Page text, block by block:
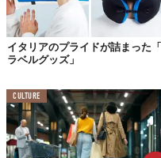
いTシャツ。マスクを忘れた
イスマスク
に早変わり。絶
顔なのが潔い。
イタリアのプライドが詰まった
ラベルグッズ」
CULTURE